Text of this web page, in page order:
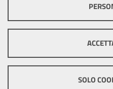
ottimale per ogni utente. Essi
informazioni di navigazione per
pertanto possono essere
SOLO